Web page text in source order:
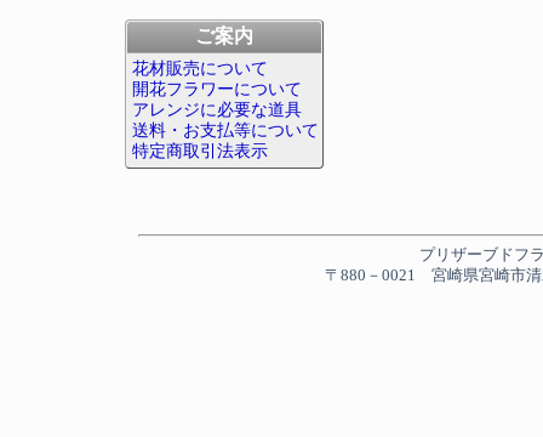
ご案内
花材販売について
開花フラワーについて
アレンジに必要な道具
送料・お支払等について
特定商取引法表示
プリザーブドフ
〒880－0021 宮崎県宮崎市